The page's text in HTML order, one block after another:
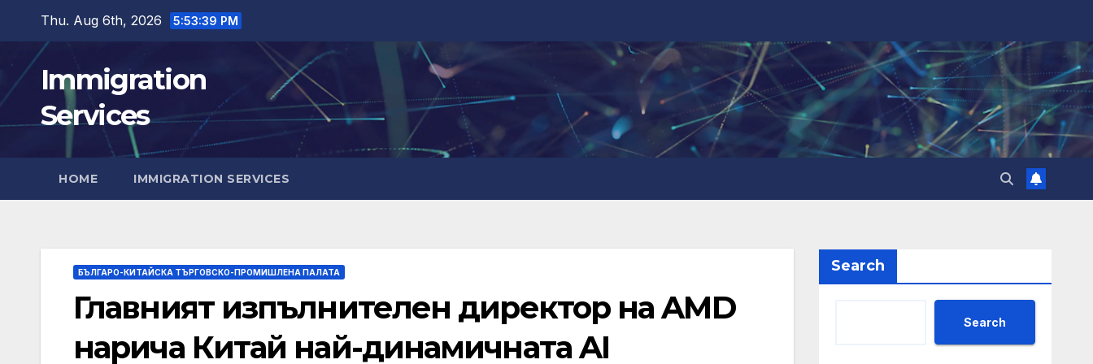
content
Thu. Aug 6th, 2026 5:53:40 PM
Immigration
Services
HOME IMMIGRATION SERVICES
БЪЛГАРО-КИТАЙСКА ТЪРГОВСКО-ПРОМИШЛЕНА ПАЛАТА
Главният изпълнителен директор на AMD
нарича Китай най-динамичната AI
Search
Search